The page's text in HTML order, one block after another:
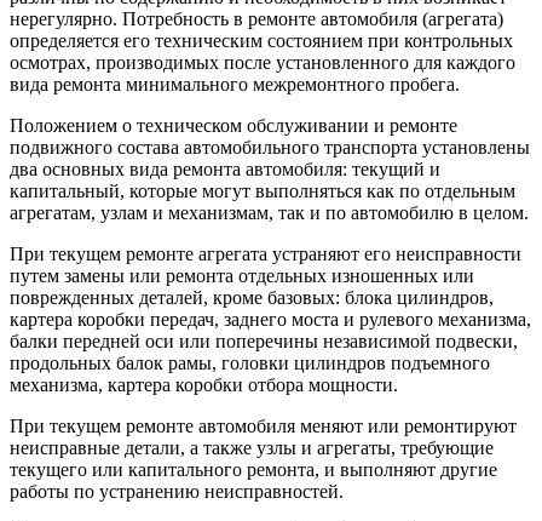
нерегулярно. Потребность в ремонте автомобиля (агрегата)
определяется его техническим состоянием при контрольных
осмотрах, производимых после установленного для каждого
вида ремонта минимального межремонтного пробега.
Положением о техническом обслуживании и ремонте
подвижного состава автомобильного транспорта установлены
два основных вида ремонта автомобиля: текущий и
капитальный, которые могут выполняться как по отдельным
агрегатам, узлам и механизмам, так и по автомобилю в целом.
При текущем ремонте агрегата устраняют его неисправности
путем замены или ремонта отдельных изношенных или
поврежденных деталей, кроме базовых: блока цилиндров,
картера коробки передач, заднего моста и рулевого механизма,
балки передней оси или поперечины независимой подвески,
продольных балок рамы, головки цилиндров подъемного
механизма, картера коробки отбора мощности.
При текущем ремонте автомобиля меняют или ремонтируют
неисправные детали, а также узлы и агрегаты, требующие
текущего или капитального ремонта, и выполняют другие
работы по устранению неисправностей.